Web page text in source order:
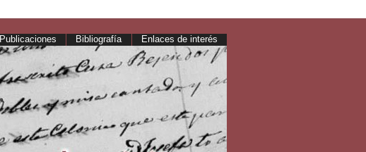
Publicaciones Bibliografía Enlaces de interés